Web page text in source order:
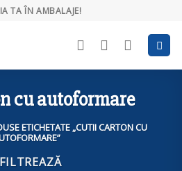
TA ÎN AMBALAJE!
cu autoformare
ETICHETATE „CUTII CARTON CU
FILTREAZĂ